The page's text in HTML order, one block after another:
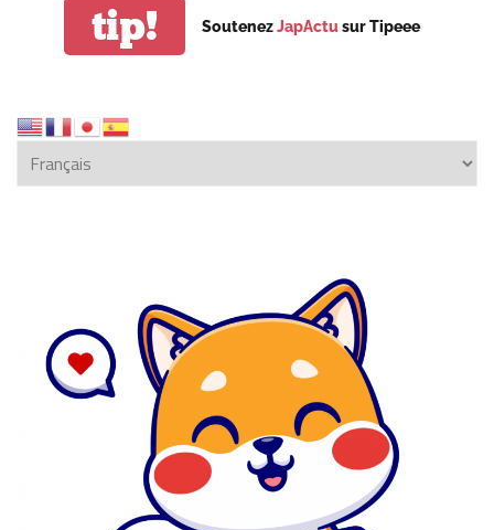
tip! SoutenezJapActusur Tipeee